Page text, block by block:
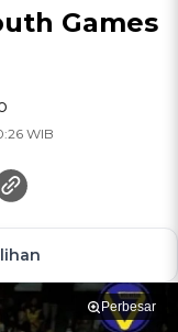
Games
WIB
Perbesar